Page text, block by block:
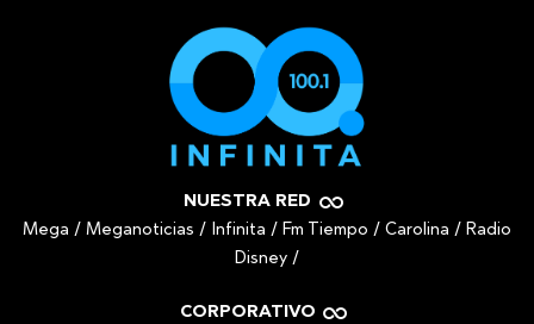
NUESTRA RED
Mega / Meganoticias / Infinita / Fm Tiempo / Carolina / Radio
Disney /
CORPORATIVO